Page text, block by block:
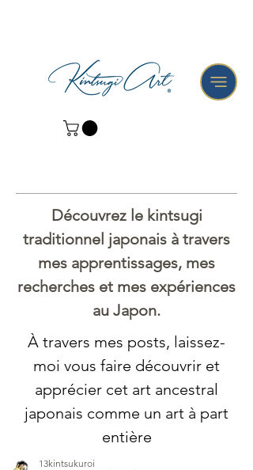
Découvrez le kintsugi
traditionnel japonais à travers
mes apprentissages, mes
recherches et mes expériences
au Japon.
À travers mes posts, laissez-
moi vous faire découvrir et
apprécier cet art ancestral
japonais comme un art à part
entière
13kintsukuroi